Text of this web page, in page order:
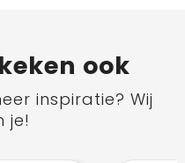
ook
inspiratie? Wij
je!